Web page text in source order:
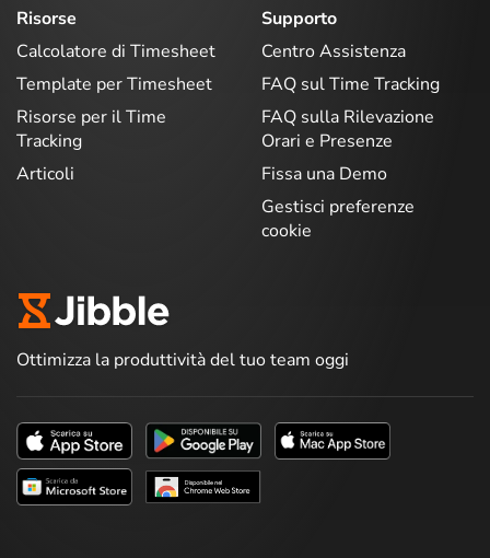
Risorse
Calcolatore di Timesheet
Template per Timesheet
Risorse per il Time
Tracking
Articoli
Supporto
Centro Assistenza
FAQ sul Time Tracking
FAQ sulla Rilevazione
Orari e Presenze
Fissa una Demo
Gestisci preferenze
cookie
Ottimizza la produttività del tuo team oggi